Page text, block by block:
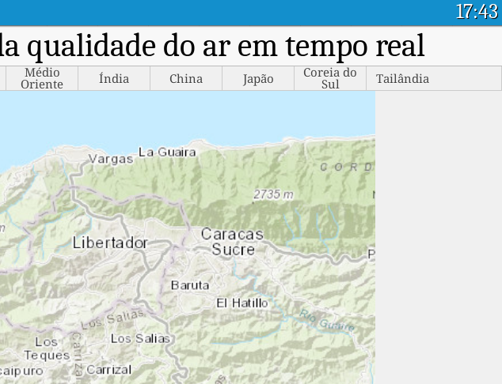
17:43
qualidade do ar em tempo real
Médio
Oriente Índia China Japão Coreia do
Sul Tailândia